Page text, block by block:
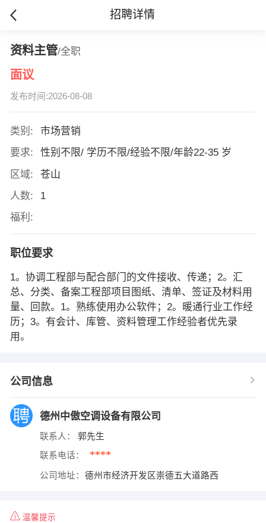
招聘详情
资料主管/全职
面议
发布时间:2026-08-08
类别:
市场营销
要求:
性别不限/ 学历不限/经验不限/年龄22-35 岁
区域:
苍山
人数:
1
福利:
职位要求
1。协调工程部与配合部门的文件接收、传递；2。汇
总、分类、备案工程部项目图纸、清单、签证及材料用
量、回款。1。熟练使用办公软件；2。暖通行业工作经
历；3。有会计、库管、资料管理工作经验者优先录
用。
公司信息
德州中傲空调设备有限公司
联系人： 郭先生
联系电话： ****
公司地址： 德州市经济开发区崇德五大道路西
温馨提示